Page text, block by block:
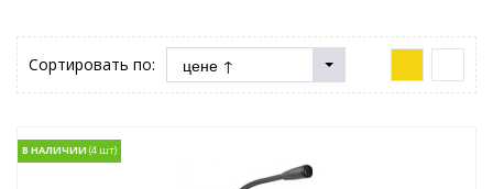
Сортировать по:
В НАЛИЧИИ